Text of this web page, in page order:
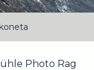
Photo Rag